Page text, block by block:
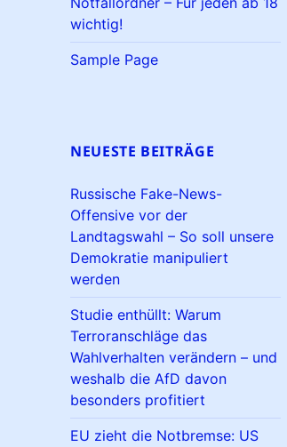
wichtig!
Sample Page
NEUESTE BEITRÄGE
Russische Fake-News-
Offensive vor der
Landtagswahl – So soll unsere
Demokratie manipuliert
werden
Studie enthüllt: Warum
Terroranschläge das
Wahlverhalten verändern – und
weshalb die AfD davon
besonders profitiert
EU zieht die Notbremse: US